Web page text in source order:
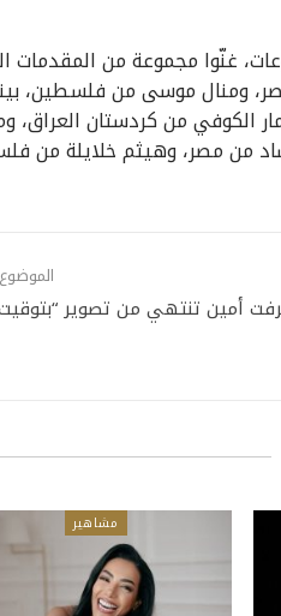
غنّوا مجموعة من المقدمات
ومنال موسى من فلسطين،
الكوفي من كردستان العراق،
من مصر، وهيثم خلايلة من
أمين تنتهي من تصوير
مشاهير